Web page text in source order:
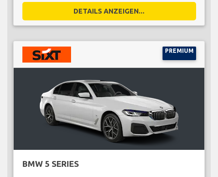
DETAILS ANZEIGEN...
PREMIUM
BMW 5 SERIES